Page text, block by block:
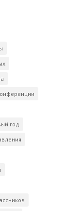
год